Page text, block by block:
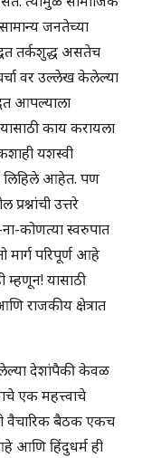
जनतेच्या
तर्कशुद्ध असतेच
वर उल्लेख केलेल्या
आपल्याला
काय करायला
यशस्वी
लिहिले आहेत. पण
प्रश्नांची उत्तरे
कोणत्या स्वरुपात
परिपूर्ण आहे
म्हणून! यासाठी
राजकीय क्षेत्रात
देशांपैकी केवळ
एक महत्त्वाचे
वैचारिक बैठक एकच
आणि हिंदुधर्म ही